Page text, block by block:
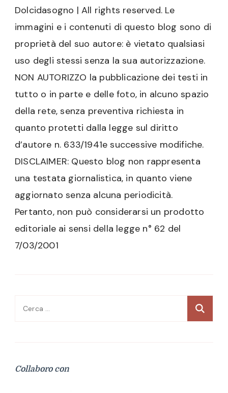
Dolcidasogno | All rights reserved. Le
immagini e i contenuti di questo blog sono di
proprietà del suo autore: è vietato qualsiasi
uso degli stessi senza la sua autorizzazione.
NON AUTORIZZO la pubblicazione dei testi in
tutto o in parte e delle foto, in alcuno spazio
della rete, senza preventiva richiesta in
quanto protetti dalla legge sul diritto
d’autore n. 633/1941e successive modifiche.
DISCLAIMER: Questo blog non rappresenta
una testata giornalistica, in quanto viene
aggiornato senza alcuna periodicità.
Pertanto, non può considerarsi un prodotto
editoriale ai sensi della legge n° 62 del
7/03/2001
Ricerca
Collaboro con